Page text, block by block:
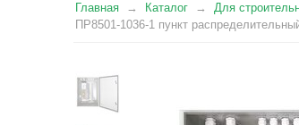
Главная Каталог Для
ПР8501-1036-1 пункт